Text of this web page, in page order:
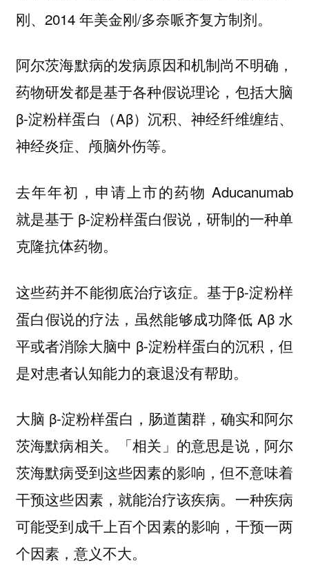
刚、2014 年美金刚/多奈哌齐复方制剂。
阿尔茨海默病的发病原因和机制尚不明确，
药物研发都是基于各种假说理论，包括大脑
β-淀粉样蛋白（Aβ）沉积、神经纤维缠结、
神经炎症、颅脑外伤等。
去年年初，申请上市的药物 Aducanumab
就是基于 β-淀粉样蛋白假说，研制的一种单
克隆抗体药物。
这些药并不能彻底治疗该症。基于β-淀粉样
蛋白假说的疗法，虽然能够成功降低 Aβ 水
平或者消除大脑中 β-淀粉样蛋白的沉积，但
是对患者认知能力的衰退没有帮助。
大脑 β-淀粉样蛋白，肠道菌群，确实和阿尔
茨海默病相关。「相关」的意思是说，阿尔
茨海默病受到这些因素的影响，但不意味着
干预这些因素，就能治疗该疾病。 一种疾病
可能受到成千上百个因素的影响，干预一两
个因素，意义不大。